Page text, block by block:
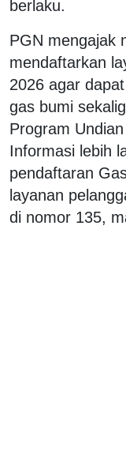
berlaku.
PGN mengajak
mendaftarkan
2026 agar
gas bumi
Program
Informasi lebih
pendaftaran
layanan
di nomor 135,